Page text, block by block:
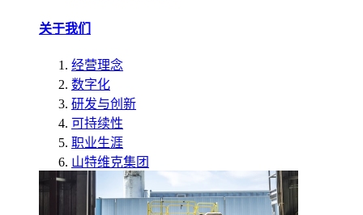
关于我们
经营理念
数字化
研发与创新
可持续性
职业生涯
山特维克集团